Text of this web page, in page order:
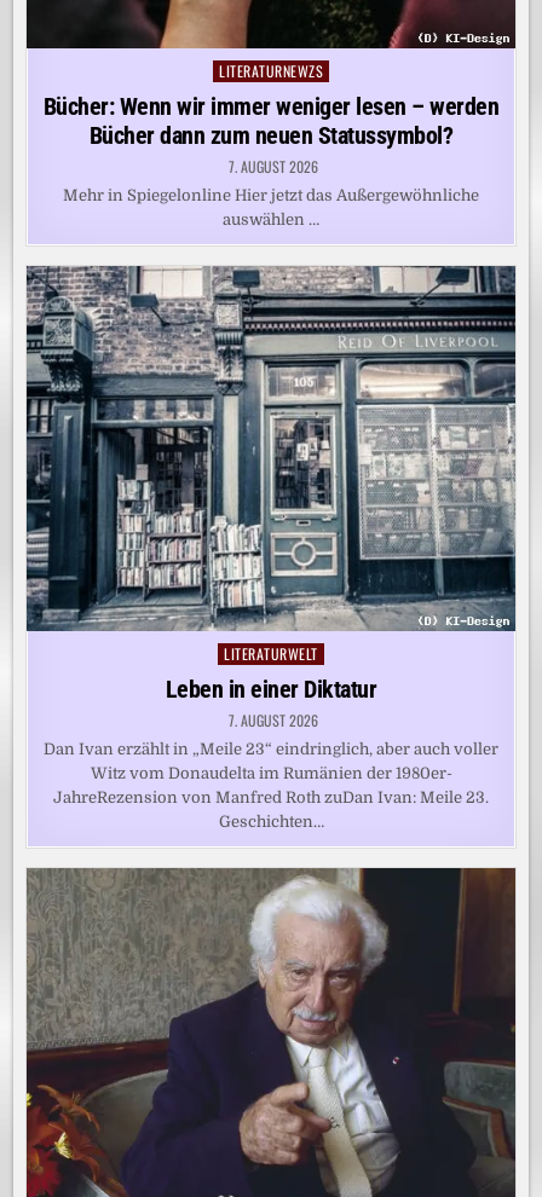
Posted
in
LITERATURNEWZS
Bücher: Wenn wir immer weniger lesen – werden
Bücher dann zum neuen Statussymbol?
7. AUGUST 2026
Mehr in Spiegelonline Hier jetzt das Außergewöhnliche
auswählen …
Posted
in
LITERATURWELT
Leben in einer Diktatur
7. AUGUST 2026
Dan Ivan erzählt in „Meile 23“ eindringlich, aber auch voller
Witz vom Donaudelta im Rumänien der 1980er-
JahreRezension von Manfred Roth zuDan Ivan: Meile 23.
Geschichten…